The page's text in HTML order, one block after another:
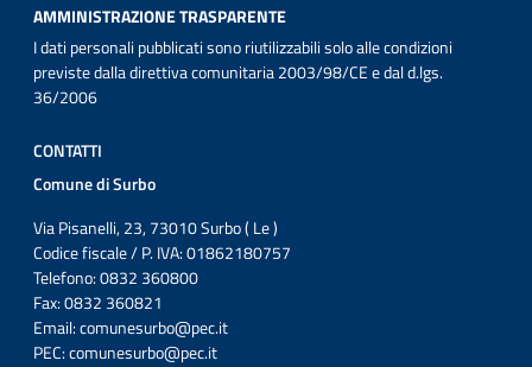
AMMINISTRAZIONE TRASPARENTE
I dati personali pubblicati sono riutilizzabili solo alle condizioni
previste dalla direttiva comunitaria 2003/98/CE e dal d.lgs.
36/2006
CONTATTI
Comune di Surbo
Via Pisanelli, 23, 73010 Surbo ( Le )
Codice fiscale / P. IVA: 01862180757
Telefono: 0832 360800
Fax: 0832 360821
Email:comunesurbo@pec.it
PEC:comunesurbo@pec.it